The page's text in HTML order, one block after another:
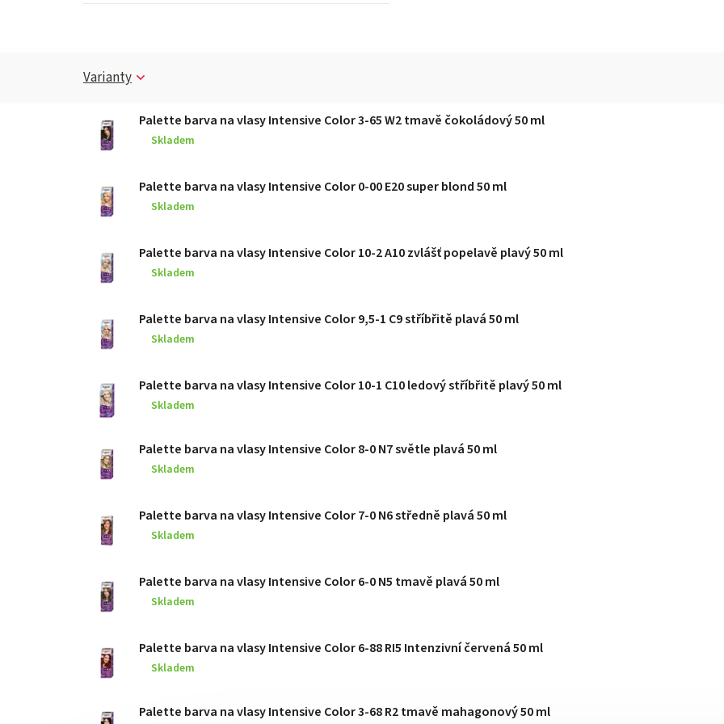
Palette barva na vlasy Intensive Color 3-65 W2 tmavě čokoládový 50 ml
Skladem
Palette barva na vlasy Intensive Color 0-00 E20 super blond 50 ml
Skladem
Palette barva na vlasy Intensive Color 10-2 A10 zvlášť popelavě plavý 50 ml
Skladem
Palette barva na vlasy Intensive Color 9,5-1 C9 stříbřitě plavá 50 ml
Skladem
Palette barva na vlasy Intensive Color 10-1 C10 ledový stříbřitě plavý 50 ml
Skladem
Palette barva na vlasy Intensive Color 8-0 N7 světle plavá 50 ml
Skladem
Palette barva na vlasy Intensive Color 7-0 N6 středně plavá 50 ml
Skladem
Palette barva na vlasy Intensive Color 6-0 N5 tmavě plavá 50 ml
Skladem
Palette barva na vlasy Intensive Color 6-88 RI5 Intenzivní červená 50 ml
Skladem
Palette barva na vlasy Intensive Color 3-68 R2 tmavě mahagonový 50 ml
Varianty